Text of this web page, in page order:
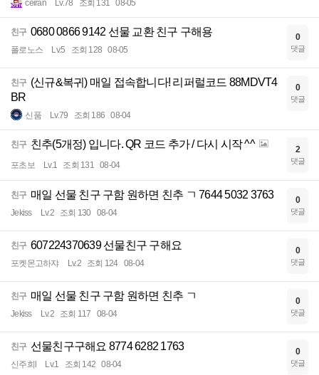
ceiran Lv.78 조회 131 08-05
친구 0680 0866 9142 선물 교환 친구 구해용
폴로노스 Lv.5 조회 128 08-05
0
댓글
친구 (신규&복귀) 매일 접속합니다! 리퍼럴코드 88MDVT4
BR
신품 Lv.79 조회 186 08-04
0
댓글
친구 친추(5개정) 입니다. QR 코드 추가 / 다시 시작 ^^
포초보 Lv.1 조회 131 08-04
2
댓글
친구 매일 선물 친구 구함 원하면 친추 ㄱ 7644 5032 3763
Jekiss Lv.2 조회 130 08-04
0
댓글
친구 607224370639 선물친구 구해요
포켓몬고하쟈 Lv.2 조회 124 08-04
0
댓글
친구 매일 선물 친구 구함 원하면 친추 ㄱ
Jekiss Lv.2 조회 117 08-04
0
댓글
친구 선물친구구해요 8774 6282 1763
신주희l Lv.1 조회 142 08-04
0
댓글